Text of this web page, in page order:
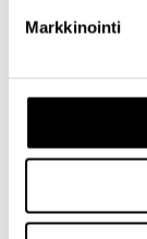
Markkinointi